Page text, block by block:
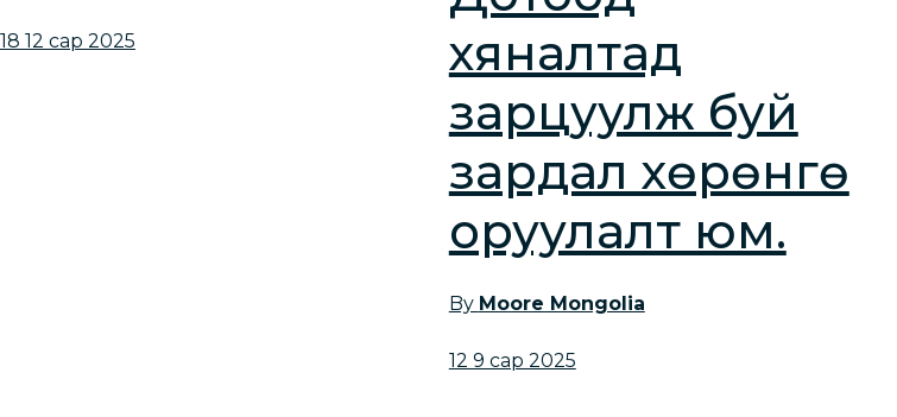
18 12 сар 2025
хяналтад
зарцуулж буй
зардал хөрөнгө
оруулалт юм.
By Moore Mongolia
12 9 сар 2025